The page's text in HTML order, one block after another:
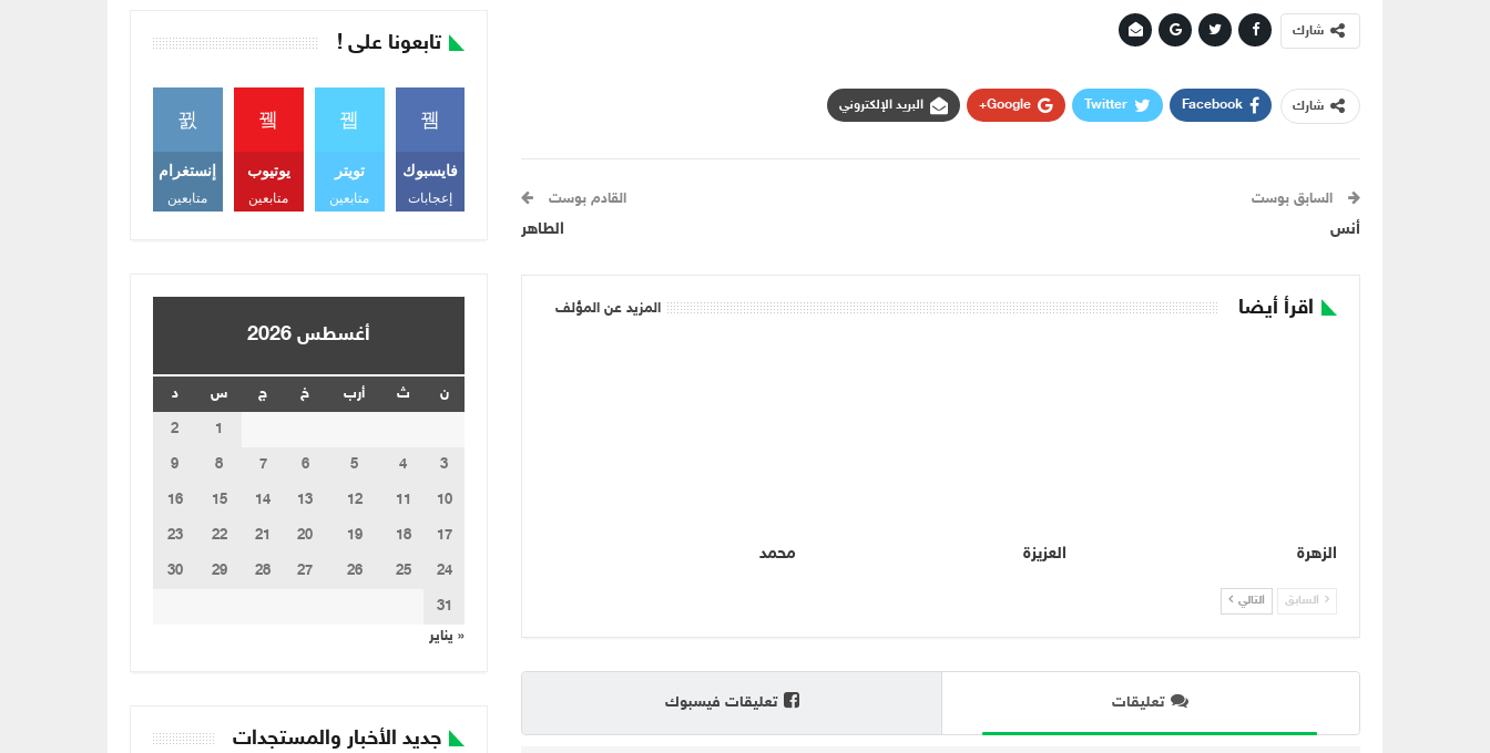
شارك
شارك Facebook
Twitter
Google+ البريد الإلكتروني
السابق بوست
أنس
القادم بوست
الطاهر
اقرأ أيضا المزيد عن المؤلف
الزهرة العزيزة محمد
السابق التالي
تعليقات تعليقات فيسبوك
تابعونا على !
فايسبوك
إعجابات
تويتر
متابعين
يوتيوب
متابعين
إنستغرام
متابعين
أغسطس 2026
ن ث أرب خ ج س
د
1
2
3
4
5
6
7
8
9
10
11
12
13
14
15
16
17
18
19
20
21
22
23
24
25
26
27
28
29
30
31
« يناير
جديد الأخبار والمستجدات